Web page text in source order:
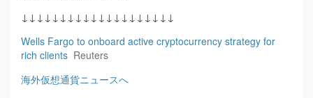
↓↓↓↓↓↓↓↓↓↓↓↓↓↓↓↓↓↓↓↓
Wells Fargo to onboard active cryptocurrency strategy for
rich clients Reuters
海外仮想通貨ニュースへ